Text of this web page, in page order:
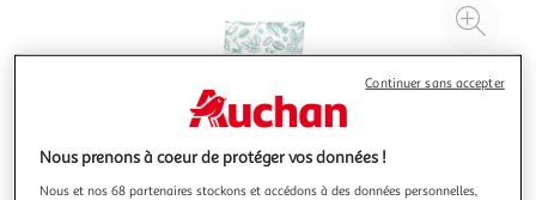
besoin
à
Nous prenons à coeur de protéger vos données !
Nous et nos 68 partenaires stockons et accédons à des données personnelles,
Continuer sans accepter